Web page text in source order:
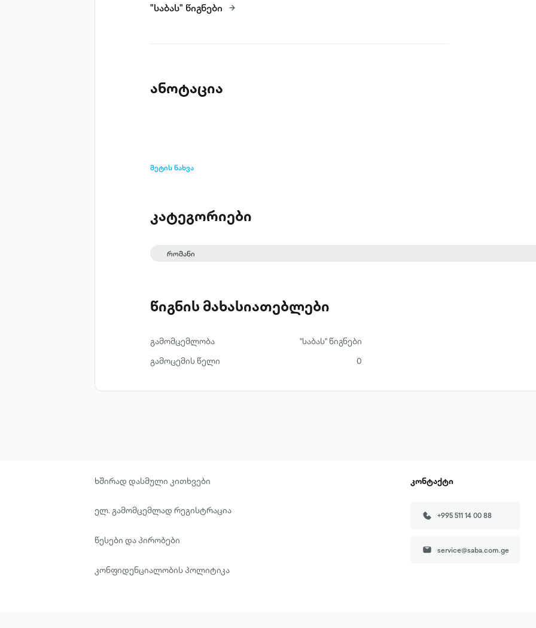
"საბას" წიგნები
ანოტაცია
მეტის ნახვა
კატეგორიები
რომანი
წიგნის მახასიათებლები
გამომცემლობა
"საბას" წიგნები
გამოცემის წელი
0
ხშირად დასმული კითხვები
ელ. გამომცემლად რეგისტრაცია
წესები და პირობები
კონფიდენციალობის პოლიტიკა
კონტაქტი
+995 511 14 00 88
service@saba.com.ge